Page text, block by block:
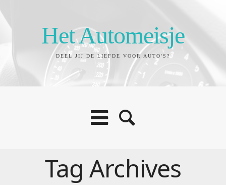
Het Automeisje
DEEL JIJ DE LIEFDE VOOR AUTO'S?
Tag Archives